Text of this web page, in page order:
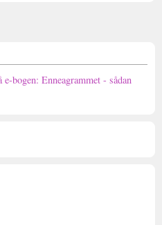
bogen: Enneagrammet - sådan